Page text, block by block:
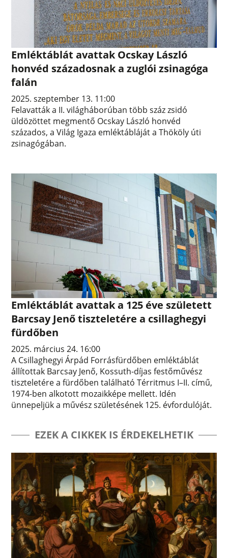
Emléktáblát avattak Ocskay László
honvéd századosnak a zuglói zsinagóga
falán
2025. szeptember 13. 11:00
Felavatták a II. világháborúban több száz zsidó
üldözöttet megmentő Ocskay László honvéd
százados, a Világ Igaza emléktábláját a Thököly úti
zsinagógában.
Emléktáblát avattak a 125 éve született
Barcsay Jenő tiszteletére a csillaghegyi
fürdőben
2025. március 24. 16:00
A Csillaghegyi Árpád Forrásfürdőben emléktáblát
állítottak Barcsay Jenő, Kossuth-díjas festőművész
tiszteletére a fürdőben található Térritmus I–II. című,
1974-ben alkotott mozaikképe mellett. Idén
ünnepeljük a művész születésének 125. évfordulóját.
EZEK A CIKKEK IS ÉRDEKELHETIK